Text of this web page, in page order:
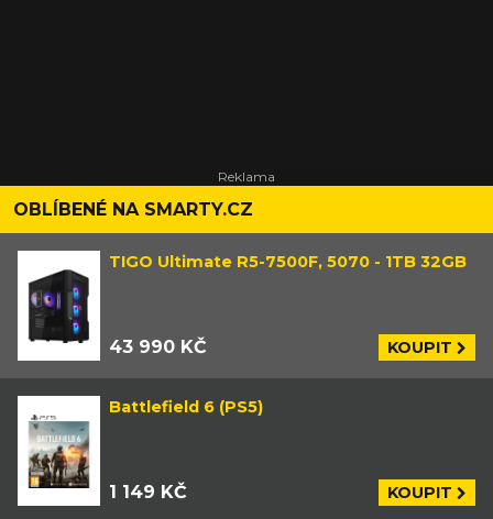
OBLÍBENÉ NA SMARTY.CZ
TIGO Ultimate R5-7500F, 5070 - 1TB 32GB
43 990 KČ KOUPIT
Battlefield 6 (PS5)
1 149 KČ KOUPIT